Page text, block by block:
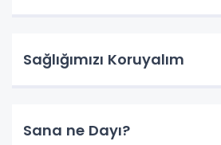
Sağlığımızı Koruyalım
Sana ne Dayı?